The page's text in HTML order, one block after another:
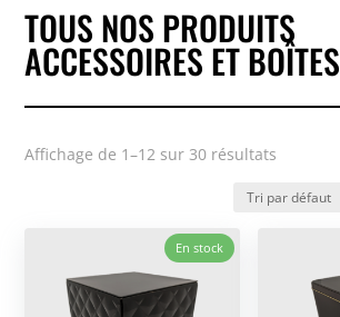
TOUS NOS PRODUITS
ACCESSOIRES ET BOÎTES
Affichage de 1–12 sur 30 résultats
En stock